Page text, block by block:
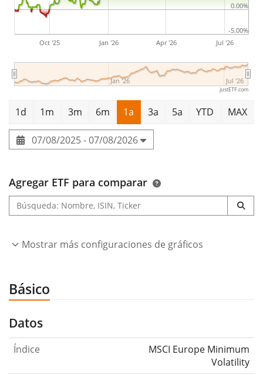
Oct '25 Jan '26 Apr '26 Jul '26
Jan '26 Jul '26
-5.00%
0.00%
justETF.com
1d 1m 3m 6m 1a 3a 5a YTD MAX
07/08/2025 - 07/08/2026
Agregar ETF para comparar
Mostrar más configuraciones de gráficos
Básico
Datos
Índice
MSCI Europe Minimum
Volatility